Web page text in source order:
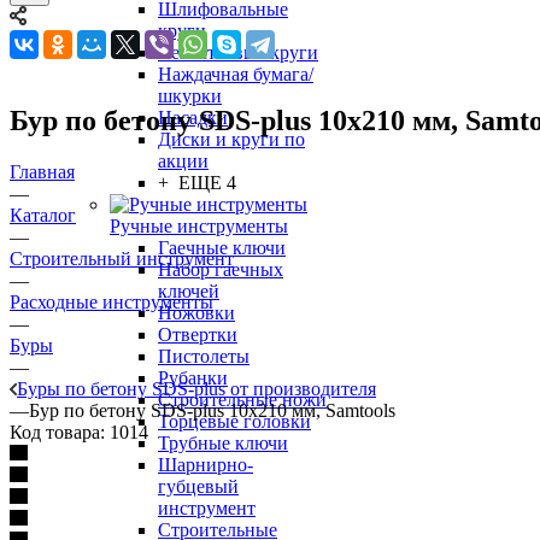
Шлифовальные
круги
Лепестковые круги
Наждачная бумага/
шкурки
Насадки
Диски и круги по
акции
+ ЕЩЕ 4
Ручные инструменты
Гаечные ключи
Набор гаечных
ключей
Ножовки
Отвертки
Пистолеты
Рубанки
Строительные ножи
Торцевые головки
Трубные ключи
Шарнирно-
губцевый
инструмент
Строительные
Бур по бетону SDS-plus 10х210 мм,
Главная
—
Каталог
—
Строительный инструмент
—
Расходные инструменты
—
Буры
—
Буры по бетону SDS-plus от производителя
—Бур по бетону SDS-plus 10х210 мм, Samtools
Код товара: 1014